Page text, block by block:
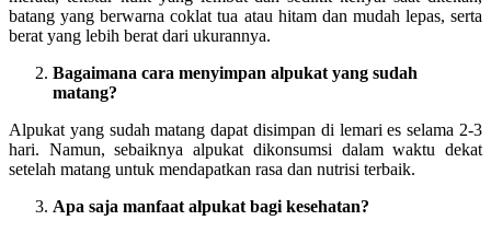
batang yang berwarna coklat tua atau hitam dan mudah lepas, serta
berat yang lebih berat dari ukurannya.
Bagaimana cara menyimpan alpukat yang sudah
matang?
Alpukat yang sudah matang dapat disimpan di lemari es selama 2-3
hari. Namun, sebaiknya alpukat dikonsumsi dalam waktu dekat
setelah matang untuk mendapatkan rasa dan nutrisi terbaik.
Apa saja manfaat alpukat bagi kesehatan?